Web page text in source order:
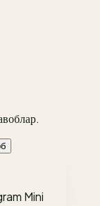
Mini